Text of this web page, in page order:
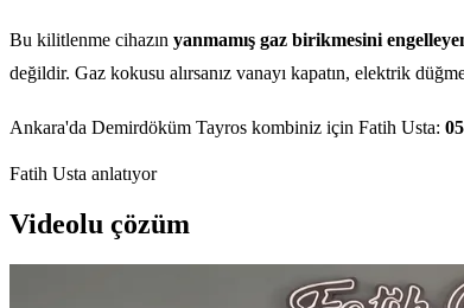
Bu kilitlenme cihazın yanmamış gaz birikmesini
değildir. Gaz kokusu alırsanız vanayı kapatın, elektrik
Ankara'da Demirdöküm Tayros kombiniz için Fatih Usta:
Fatih Usta anlatıyor
Videolu çözüm